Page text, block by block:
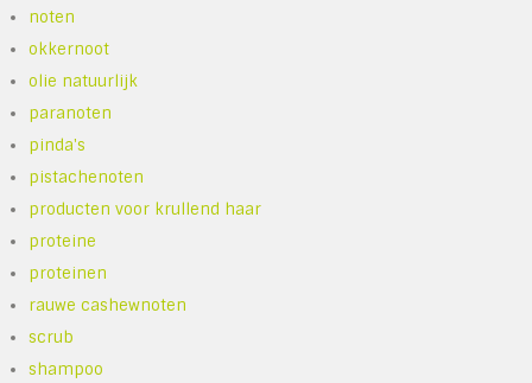
noten
okkernoot
olie natuurlijk
paranoten
pinda's
pistachenoten
producten voor krullend haar
proteine
proteinen
rauwe cashewnoten
scrub
shampoo